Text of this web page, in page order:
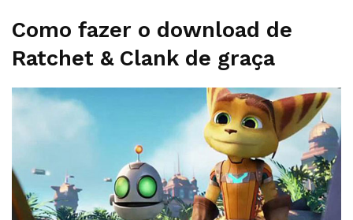
Como fazer o download de
Ratchet & Clank de graça